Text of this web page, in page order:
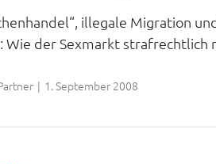
illegale Migration
Wie der Sexmarkt strafrechtlich
| 1. September 2008